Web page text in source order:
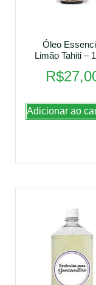
Óleo
Limão Tahiti –
R$
Adicionar ao